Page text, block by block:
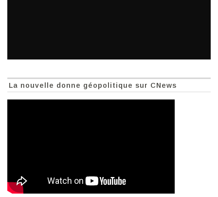
La nouvelle donne géopolitique sur CNews